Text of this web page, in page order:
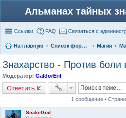
Альманах тайных
Ссылки FAQ Связаться с
На главную Список форумов Магия
Знахарство - Против боли
Модератор: GaldorEril
Ответить
1 сообщение •
SnakeGod